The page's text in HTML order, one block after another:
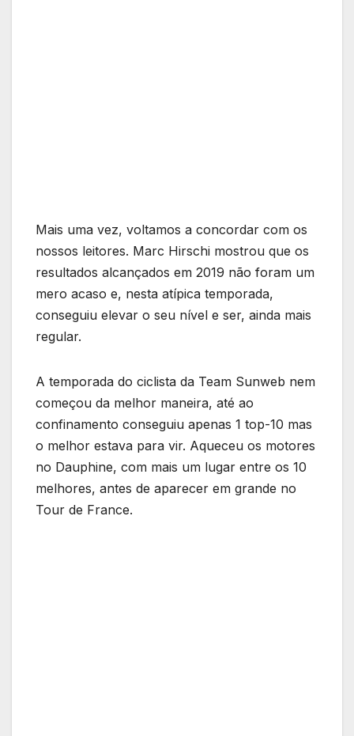
Mais uma vez, voltamos a concordar com os
nossos leitores. Marc Hirschi mostrou que os
resultados alcançados em 2019 não foram um
mero acaso e, nesta atípica temporada,
conseguiu elevar o seu nível e ser, ainda mais
regular.
A temporada do ciclista da Team Sunweb nem
começou da melhor maneira, até ao
confinamento conseguiu apenas 1 top-10 mas
o melhor estava para vir. Aqueceu os motores
no Dauphine, com mais um lugar entre os 10
melhores, antes de aparecer em grande no
Tour de France.